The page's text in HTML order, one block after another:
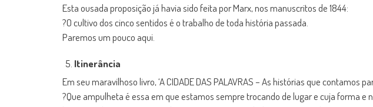
Esta ousada proposição já havia sido feita por Marx, nos manuscritos de 1844:
?O cultivo dos cinco sentidos é o trabalho de toda história passada.
Paremos um pouco aqui.
Itinerância
Em seu maravilhoso livro, ‘A CIDADE DAS PALAVRAS – As histórias que contamos
?Que ampulheta é essa em que estamos sempre trocando de lugar e cuja forma